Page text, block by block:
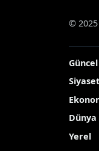
© 2025
Güncel
Siyaset
Dünya
Yerel